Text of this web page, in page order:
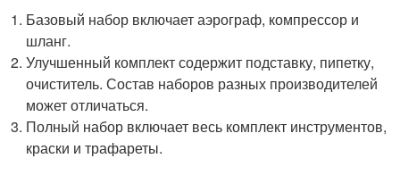
Базовый набор включает аэрограф, компрессор и
шланг.
Улучшенный комплект содержит подставку, пипетку,
очиститель. Состав наборов разных производителей
может отличаться.
Полный набор включает весь комплект инструментов,
краски и трафареты.